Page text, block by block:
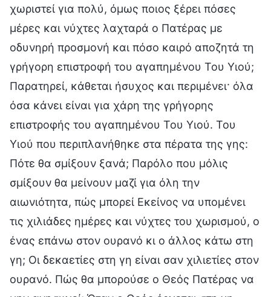
χωριστεί για πολύ, όμως ποιος ξέρει πόσες
μέρες και νύχτες λαχταρά ο Πατέρας με
οδυνηρή προσμονή και πόσο καιρό αποζητά τη
γρήγορη επιστροφή του αγαπημένου Του Υιού;
Παρατηρεί, κάθεται ήσυχος και περιμένει· όλα
όσα κάνει είναι για χάρη της γρήγορης
επιστροφής του αγαπημένου Του Υιού. Του
Υιού που περιπλανήθηκε στα πέρατα της γης:
Πότε θα σμίξουν ξανά; Παρόλο που μόλις
σμίξουν θα μείνουν μαζί για όλη την
αιωνιότητα, πώς μπορεί Εκείνος να υπομένει
τις χιλιάδες ημέρες και νύχτες του χωρισμού, ο
ένας επάνω στον ουρανό κι ο άλλος κάτω στη
γη; Οι δεκαετίες στη γη είναι σαν χιλιετίες στον
ουρανό. Πώς θα μπορούσε ο Θεός Πατέρας να